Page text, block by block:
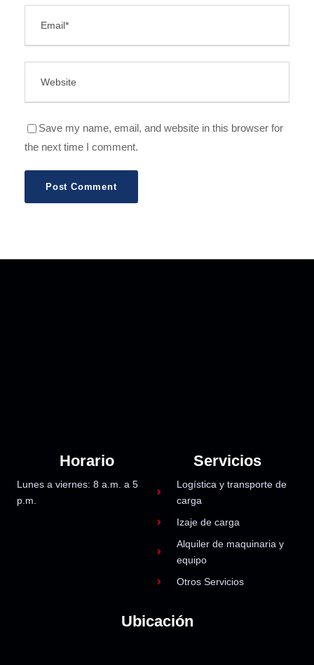
Save my name, email, and website in this browser for
the next time I comment.
Horario
Lunes a viernes: 8 a.m. a 5
p.m.
Servicios
Logística y transporte de
carga
Izaje de carga
Alquiler de maquinaria y
equipo
Otros Servicios
Ubicación